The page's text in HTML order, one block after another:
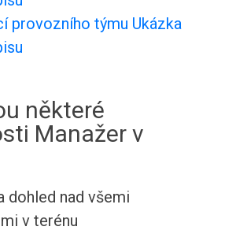
provozního týmu Ukázka
některé
Manažer v
dohled nad všemi
v terénu